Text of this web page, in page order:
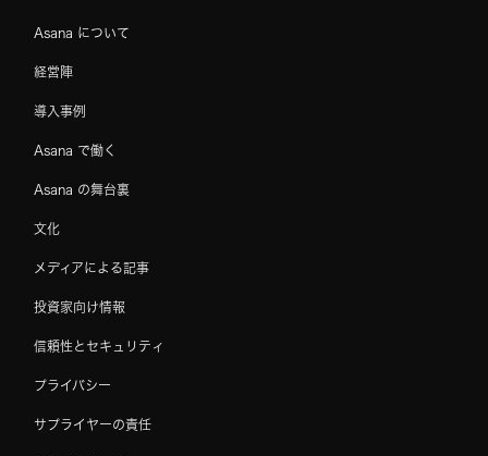
Asana について
経営陣
導入事例
Asana で働く
Asana の舞台裏
文化
メディアによる記事
投資家向け情報
信頼性とセキュリティ
プライバシー
サプライヤーの責任